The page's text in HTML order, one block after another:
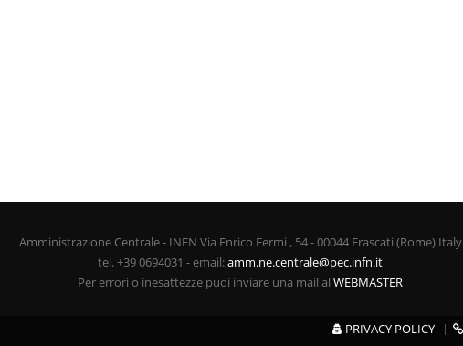
Amministrazione Centrale - INFN Via Enrico Fermi , 54 - 00044 Frascati (Rome) Italy
tel. +39 0694031 - email:amm.ne.centrale@pec.infn.it
Per errori o inesattezze puoi inviare una mail al WEBMASTER
PRIVACY POLICY